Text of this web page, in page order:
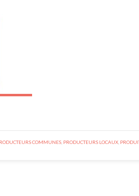
COMMUNES PRODUCTEURS LOCAUX